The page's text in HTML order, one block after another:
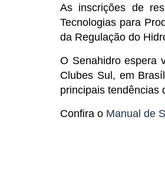
As inscrições de
Tecnologias para
da Regulação do
O Senahidro espera
Clubes Sul, em
principais tendências
Confira o Manual de